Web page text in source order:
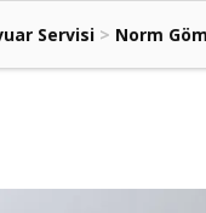
Servisi > Norm